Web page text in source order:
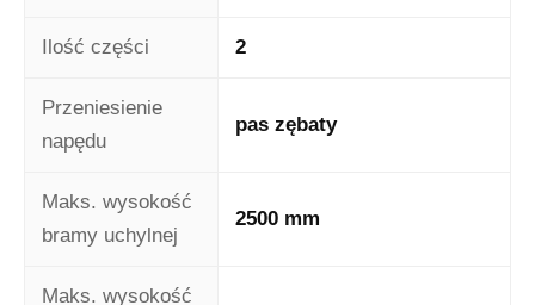
Ilość części 2
Przeniesienie
napędu
pas zębaty
Maks. wysokość
bramy uchylnej
2500 mm
Maks. wysokość